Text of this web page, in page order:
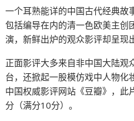
一个耳熟能详的中国古代经典故
包括编导在内的清一色欧美主创
演，新鲜出炉的观众影评却呈现
正面影评大多来自非中国大陆观
台，还掀起一股模仿戏中人物化
中国权威影评网站《豆瓣》，此
分（满分10分）。